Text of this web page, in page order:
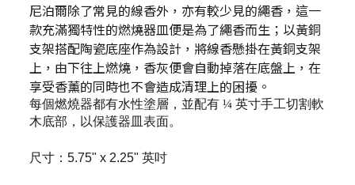
尼泊爾除了常見的線香外，亦有較少見的繩香，這一
款充滿獨特性的燃燒器皿便是為了繩香而生；以黃銅
支架搭配陶瓷底座作為設計，將線香懸掛在黃銅支架
上，由下往上燃燒，香灰便會自動掉落在底盤上，在
享受香薰的同時也不會造成清理上的困擾。
每個燃燒器都有水性塗層，並配有 ¼ 英寸手工切割軟
木底部，以保護器皿表面。
尺寸：5.75" x 2.25" 英吋